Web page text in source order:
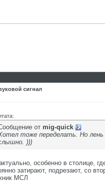
сигнал
от mig-quick
тоже переделать. Но
)))
особенно в столице,
затирают, подрезают, со
МСЛ